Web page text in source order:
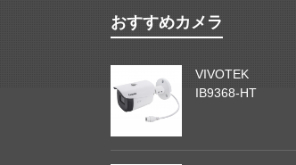
おすすめカメラ
VIVOTEK
IB9368-HT